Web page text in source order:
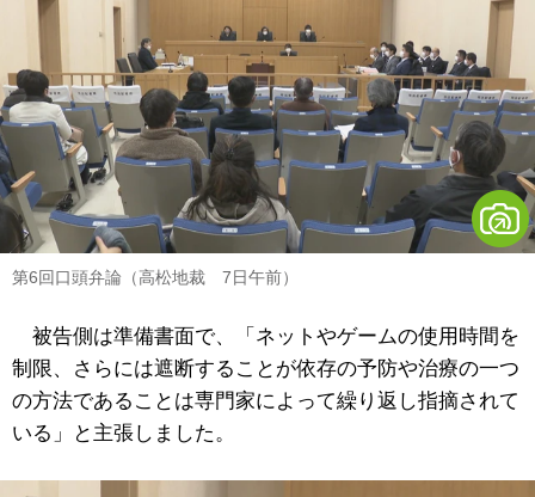
第6回口頭弁論（高松地裁 7日午前）
被告側は準備書面で、「ネットやゲームの使用時間を
制限、さらには遮断することが依存の予防や治療の一つ
の方法であることは専門家によって繰り返し指摘されて
いる」と主張しました。